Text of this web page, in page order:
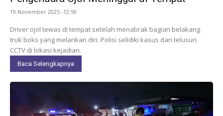
19 November 2025 -12:59
Driver ojol tewas di tempat setelah menabrak bagian belakang
truk boks yang melarikan diri. Polisi selidiki kasus dan telusuri
CCTV di lokasi kejadian.
Baca Selengkapnya